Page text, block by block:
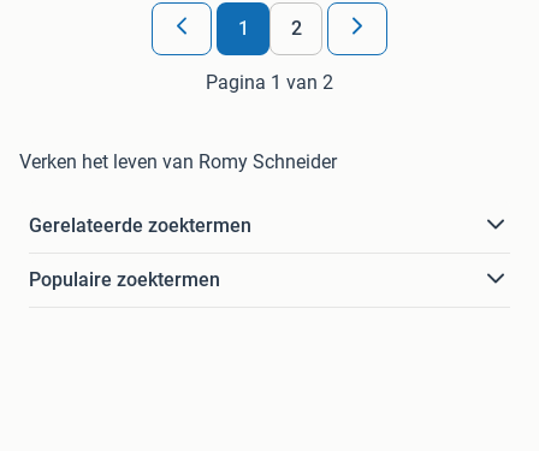
1 2
Pagina 1 van 2
Verken het leven van Romy Schneider
Gerelateerde zoektermen
Populaire zoektermen